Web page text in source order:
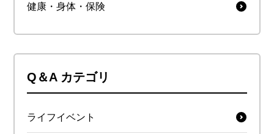
健康・身体・保険
Q＆A カテゴリ
ライフイベント